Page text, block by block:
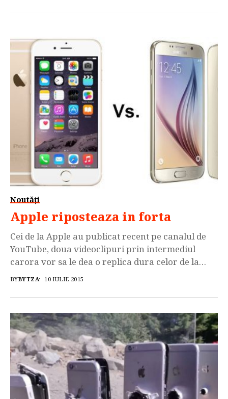
pentru faptul ca tuneaza diverse gadgeturi,
financiar si isi doresc ca terminalele […]
Noutăți
Apple riposteaza in forta
Cei de la Apple au publicat recent pe canalul de
YouTube, doua videoclipuri prin intermediul
carora vor sa le dea o replica dura celor de la
Primul videoclip se intituleaza ‘Hardware &
Software’ iar in acesta sunt evidentiate beneficiile
unui smartphone in care cele 2 componente
functioneaza […]
BYBYTZA 10 IULIE 2015